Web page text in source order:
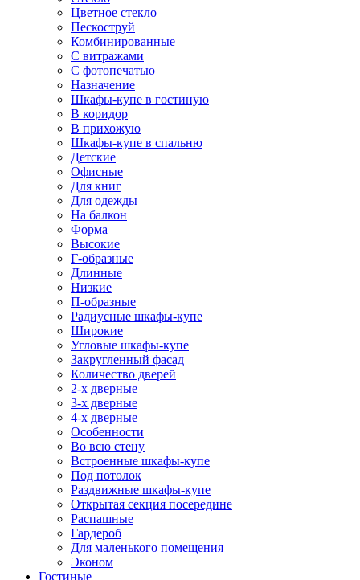
Цветное стекло
Пескоструй
Комбинированные
С витражами
С фотопечатью
Назначение
Шкафы-купе в гостиную
В коридор
В прихожую
Шкафы-купе в спальню
Детские
Офисные
Для книг
Для одежды
На балкон
Форма
Высокие
Г-образные
Длинные
Низкие
П-образные
Радиусные шкафы-купе
Широкие
Угловые шкафы-купе
Закругленный фасад
Количество дверей
2-х дверные
3-х дверные
4-х дверные
Особенности
Во всю стену
Встроенные шкафы-купе
Под потолок
Раздвижные шкафы-купе
Открытая секция посередине
Распашные
Гардероб
Для маленького помещения
Эконом
Гостиные